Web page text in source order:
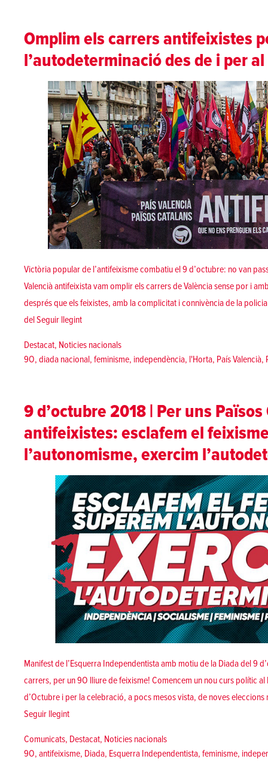
Omplim els carrers antifeixistes
l’autodeterminació des de i per
Victòria popular de l’antifeixisme combatiu el 9 d’octubre: no van
Valencià antifeixista vam omplir els carrers de València sense por i
després que els feixistes, amb la complicitat i connivència de la
delSeguir llegint«Omplim els carrers antifeixistes per exercir
Posted in
Destacat, Noticies nacionals
Tags:
9O, diada nacional, feminisme, independència, l'Horta, País Valencià,
9 d’octubre 2018 | Per uns
antifeixistes: esclafem el
l’autonomisme, exercim
Manifest de l’Esquerra Independentista amb motiu de la Diada del 9
carrers, per un 9O lliure de feixisme! Comencem un nou curs polític al
d’Octubre i per la celebració, a pocs mesos vista, de noves
Seguir llegint«9 d’octubre 2018 | Per uns Països Catalans
Posted in
Comunicats, Destacat, Noticies nacionals
Tags:
9O, antifeixisme, Diada, Esquerra Independentista, feminisme,